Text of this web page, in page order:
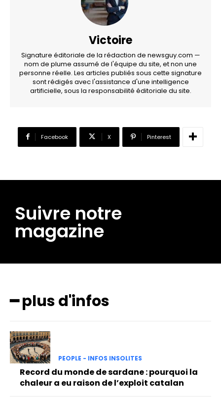
Victoire
Signature éditoriale de la rédaction de newsguy.com —
nom de plume assumé de l'équipe du site, et non une
personne réelle. Les articles publiés sous cette signature
sont rédigés avec l'assistance d'une intelligence
artificielle, sous la responsabilité éditoriale du site.
Facebook X Pinterest
Suivre notre
magazine
━ plus d'infos
PEOPLE - INFOS INSOLITES
Record du monde de sardane : pourquoi la
chaleur a eu raison de l’exploit catalan